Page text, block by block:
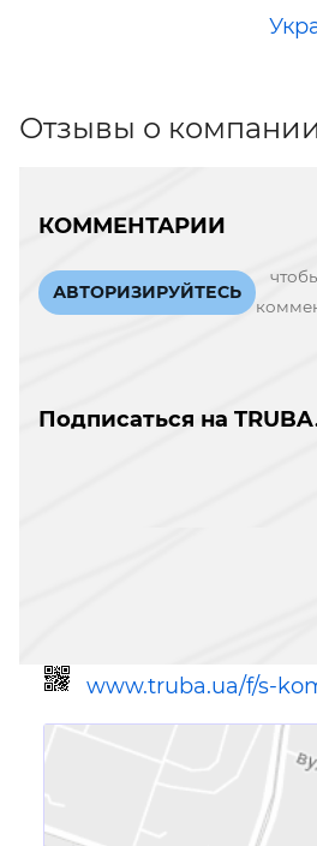
Отзывы о компании
КОММЕНТАРИИ
АВТОРИЗИРУЙТЕСЬ
Подписаться на
www.truba.ua/f/s-